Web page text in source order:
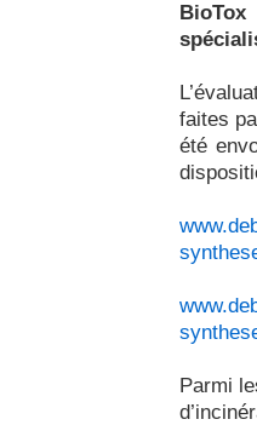
faites
été
Parmi